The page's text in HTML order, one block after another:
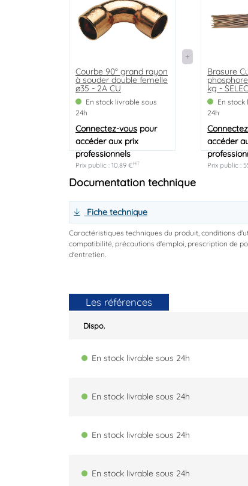
Courbe 90° grand rayon
à souder double femelle
ø35 - 2A CU
En stock livrable sous
24h
Connectez-vous pour
accéder aux prix
professionnels
Prix public : 10,89 €HT
Brasure
kg -
En stock
24h
accéder
Prix public :
Documentation technique
Fiche technique
Caractéristiques techniques du produit, conditions
compatibilité, précautions d'emploi, prescription de
d'entretien.
Les références
Dispo.
En stock livrable sous 24h
En stock livrable sous 24h
En stock livrable sous 24h
En stock livrable sous 24h